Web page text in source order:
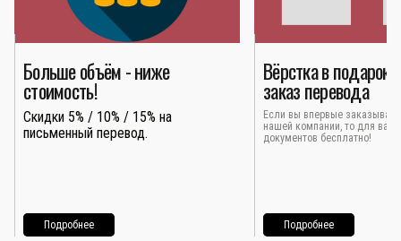
Больше объём - ниже
стоимость!
Скидки 5% / 10% / 15% на
письменный перевод.
Подробнее
Вёрстка в подарок
заказ перевода
Если вы впервые
нашей компании, то для вас
документов бесплатно!
Подробнее